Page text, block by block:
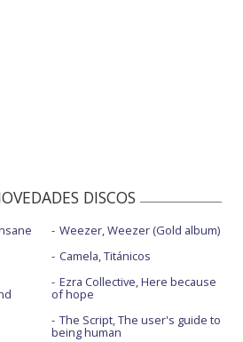
DISCOS
Weezer, Weezer (Gold album)
Camela, Titánicos
Ezra Collective, Here because
of hope
The Script, The user's guide to
being human